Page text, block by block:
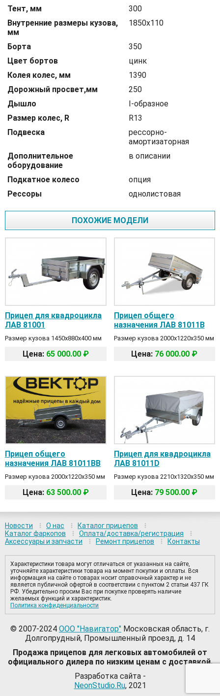
Тент, мм
300
Внутренние размеры кузова,
мм
1850х110
Борта
350
Цвет бортов
цинк
Колея колес, мм
1390
Дорожный просвет,мм
250
Дышло
I-образное
Размер колес, R
R13
Подвеска
рессорно-
амортизаторная
Дополнительное
оборудование
в описании
Подкатное колесо
опция
Рессоры
однолистовая
ПОХОЖИЕ МОДЕЛИ
Прицеп для квадроцикла
ЛАВ 81001
Размер кузова 1450х880х400 мм
Цена: 65 000.00 ₽
Прицеп общего
назначения ЛАВ 81011B
Размер кузова 2000х1220х350 мм
Цена: 76 000.00 ₽
Прицеп общего
назначения ЛАВ 81011BB
Размер кузова 2000х1220х350 мм
Цена: 63 500.00 ₽
Прицеп для квадроцикла
ЛАВ 81011D
Размер кузова 2210х1320х350 мм
Цена: 79 500.00 ₽
Новости О нас
Каталог прицепов
Каталог фаркопов
Оплата/доставка/регистрация
Аксессуары и запчасти
Ремонт прицепов Контакты
Характеристики товара могут отличаться от указанных на сайте,
уточняйте характеристики товара на момент покупки и оплаты. Вся
информация на сайте о товарах носит справочный характер и не
является публичной офертой в соответствии с пунктом 2 статьи 437 ГК
РФ. Убедительно просим Вас при покупке проверять наличие
желаемых функций и характеристик.
Политика конфиденциальности
© 2007-2024 ООО "Навигатор" Московская область, г.
Долгопрудный, Промышленный проезд, д. 14
Продажа прицепов для легковых автомобилей от
официального дилера по низким ценам с доставкой.
Разработка сайта -
NeonStudio.Ru, 2021